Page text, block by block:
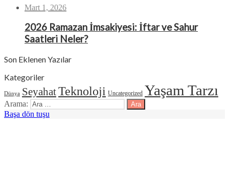
Mart 1, 2026
2026 Ramazan İmsakiyesi: İftar ve Sahur
Saatleri Neler?
Son Eklenen Yazılar
Kategoriler
Dünya SeyahatTeknoloji Uncategorized Yaşam Tarzı
Arama:
Başa dön tuşu